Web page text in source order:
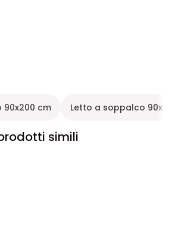
cm Letto a soppalco
simili